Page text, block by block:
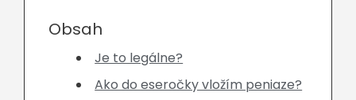
Obsah
Je to legálne?
Ako do eseročky vložím peniaze?